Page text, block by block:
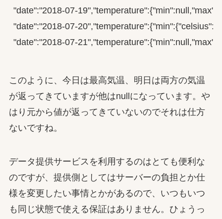
"date":"2018-07-
"date":"2018-07-
"date":"2018-07-
このように、今日は最高気温、明日は両方の気温
が返ってきていますが他はnullになっています。や
はり元から値が返ってきていないのでそれは仕方
ないですね。
データ提供サービスを利用するのはとても便利な
のですが、提供側としてはサーバーの負担とか仕
様を変更したい事情とかがあるので、いつもいつ
も同じ状態で使える保証はありません。ひょうっ